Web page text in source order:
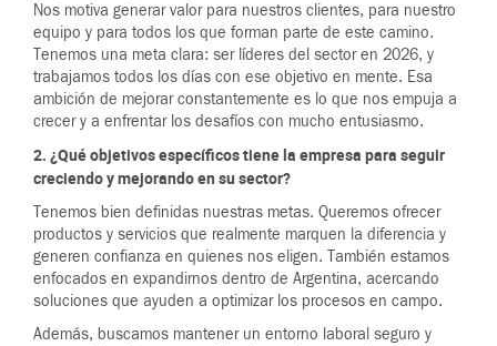
Nos motiva generar valor para nuestros clientes, para nuestro
equipo y para todos los que forman parte de este camino.
Tenemos una meta clara: ser líderes del sector en 2026, y
trabajamos todos los días con ese objetivo en mente. Esa
ambición de mejorar constantemente es lo que nos empuja a
crecer y a enfrentar los desafíos con mucho entusiasmo.
2. ¿Qué objetivos específicos tiene la empresa para seguir
creciendo y mejorando en su sector?
Tenemos bien definidas nuestras metas. Queremos ofrecer
productos y servicios que realmente marquen la diferencia y
generen confianza en quienes nos eligen. También estamos
enfocados en expandirnos dentro de Argentina, acercando
soluciones que ayuden a optimizar los procesos en campo.
Además, buscamos mantener un entorno laboral seguro y